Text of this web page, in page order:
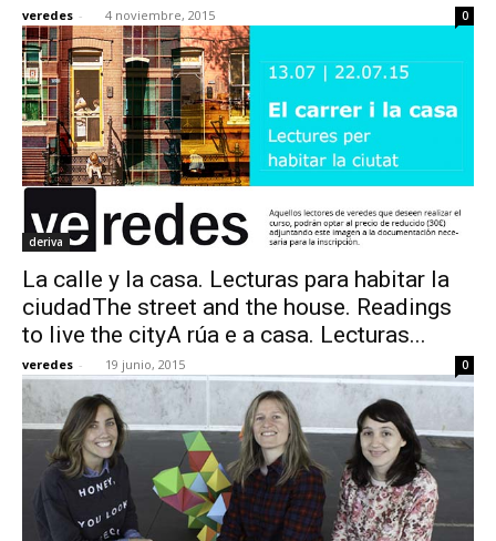
veredes - 4 noviembre, 2015 0
deriva
La calle y la casa. Lecturas para habitar la
ciudadThe street and the house. Readings
to live the cityA rúa e a casa. Lecturas...
veredes - 19 junio, 2015 0